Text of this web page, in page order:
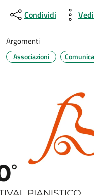
Dettagli
Condividi
Argomenti
Associazioni